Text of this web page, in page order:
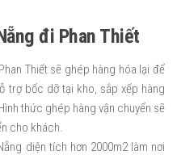
đi Phan Thiết
Thiết sẽ ghép hàng hóa lại để
trợ bốc dỡ tại kho, sắp xếp hàng
thức ghép hàng vận chuyển sẽ
cho khách.
diện tích hơn 2000m2 làm nơi